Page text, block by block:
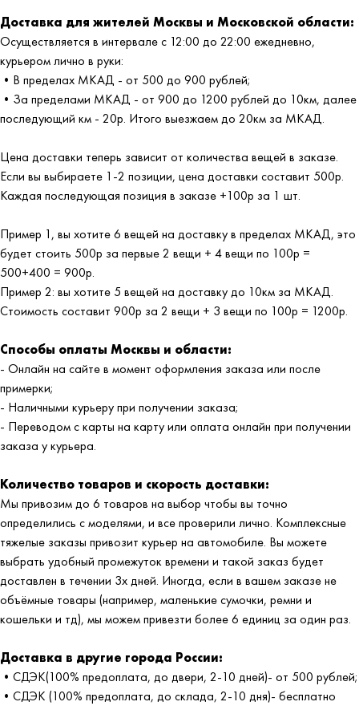
Доставка для жителей Москвы и Московской области:
Осуществляется в интервале с 12:00 до 22:00 ежедневно,
курьером лично в руки:
•В пределах МКАД - от 500 до 900 рублей;
•За пределами МКАД - от 900 до 1200 рублей до 10км, далее
последующий км - 20р. Итого выезжаем до 20км за МКАД.
Цена доставки теперь зависит от количества вещей в заказе.
Если вы выбираете 1-2 позиции, цена доставки составит 500р.
Каждая последующая позиция в заказе +100р за 1 шт.
Пример 1, вы хотите 6 вещей на доставку в пределах МКАД, это
будет стоить 500р за первые 2 вещи + 4 вещи по 100р =
500+400 = 900р.
Пример 2: вы хотите 5 вещей на доставку до 10км за МКАД.
Стоимость составит 900р за 2 вещи + 3 вещи по 100р = 1200р.
Способы оплаты Москвы и области:
- Онлайн на сайте в момент оформления заказа или после
примерки;
- Наличными курьеру при получении заказа;
- Переводом с карты на карту или оплата онлайн при получении
заказа у курьера.
Количество товаров и скорость доставки:
Мы привозим до 6 товаров на выбор чтобы вы точно
определились с моделями, и все проверили лично. Комплексные
тяжелые заказы привозит курьер на автомобиле. Вы можете
выбрать удобный промежуток времени и такой заказ будет
доставлен в течении 3х дней. Иногда, если в вашем заказе не
объёмные товары (например, маленькие сумочки, ремни и
кошельки и тд), мы можем привезти более 6 единиц за один раз.
Доставка в другие города России:
•СДЭК(100% предоплата, до двери, 2-10 дней)- от 500 рублей;
•СДЭК (100% предоплата, до склада, 2-10 дня)- бесплатно